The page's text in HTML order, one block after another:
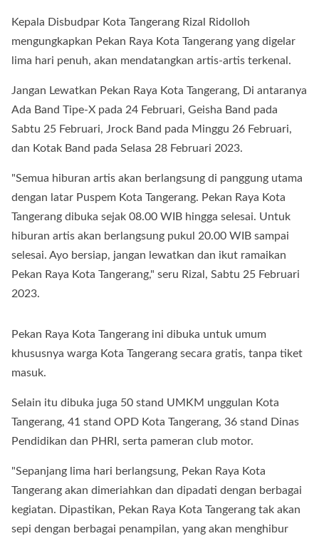
Kepala Disbudpar Kota Tangerang Rizal Ridolloh
mengungkapkan Pekan Raya Kota Tangerang yang digelar
lima hari penuh, akan mendatangkan artis-artis terkenal.
Jangan Lewatkan Pekan Raya Kota Tangerang, Di antaranya
Ada Band Tipe-X pada 24 Februari, Geisha Band pada
Sabtu 25 Februari, Jrock Band pada Minggu 26 Februari,
dan Kotak Band pada Selasa 28 Februari 2023.
"Semua hiburan artis akan berlangsung di panggung utama
dengan latar Puspem Kota Tangerang. Pekan Raya Kota
Tangerang dibuka sejak 08.00 WIB hingga selesai. Untuk
hiburan artis akan berlangsung pukul 20.00 WIB sampai
selesai. Ayo bersiap, jangan lewatkan dan ikut ramaikan
Pekan Raya Kota Tangerang," seru Rizal, Sabtu 25 Februari
2023.
Pekan Raya Kota Tangerang ini dibuka untuk umum
khususnya warga Kota Tangerang secara gratis, tanpa tiket
masuk.
Selain itu dibuka juga 50 stand UMKM unggulan Kota
Tangerang, 41 stand OPD Kota Tangerang, 36 stand Dinas
Pendidikan dan PHRI, serta pameran club motor.
"Sepanjang lima hari berlangsung, Pekan Raya Kota
Tangerang akan dimeriahkan dan dipadati dengan berbagai
kegiatan. Dipastikan, Pekan Raya Kota Tangerang tak akan
sepi dengan berbagai penampilan, yang akan menghibur